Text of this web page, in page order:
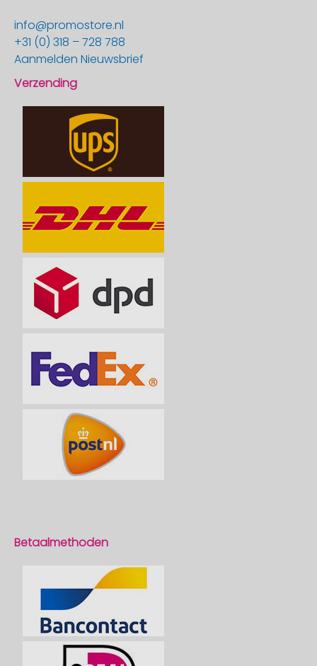
info@promostore.nl
+31 (0) 318 – 728 788
Aanmelden Nieuwsbrief
Verzending
Betaalmethoden